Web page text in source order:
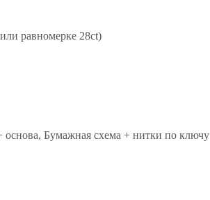
равномерке 28ct)
Бумажная схема + нитки по ключу